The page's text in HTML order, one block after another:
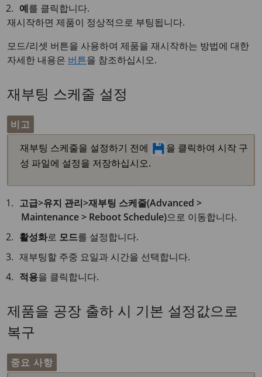
예를 클릭합니다.
재시작하면 제품이 정상적으로 부팅됩니다.
모드/리셋 버튼을 사용하여 제품을 재시작하는 방법에 대한
자세한 내용은 버튼을 참조하십시오.
재부팅 스케줄 설정
비고
재부팅 스케줄을 설정하기 전에
을 클릭하여 시작 구
성 파일에 설정을 저장하십시오.
고급>유지 관리>재부팅 스케줄(Advanced >
Maintenance > Reboot Schedule)으로 이동합니다.
활성화로 모드를 설정합니다.
재부팅할 주중 요일과 시간을 선택합니다.
적용을 클릭합니다.
제품을 공장 출하 시 기본 설정값으로
복구
중요 사항